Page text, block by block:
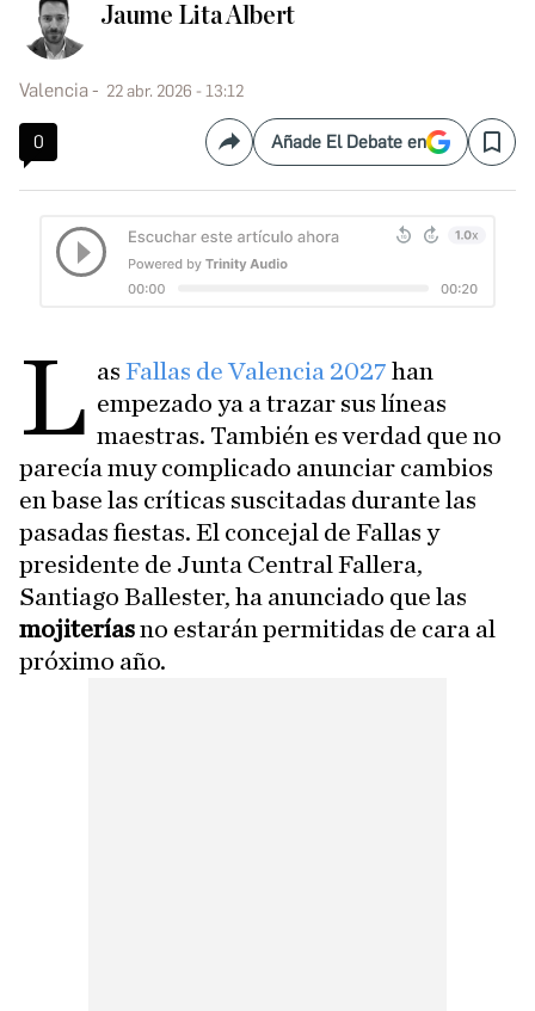
Jaume Lita Albert
Valencia 22 abr. 2026 - 13:12
0 CompartirAñade El Debate en Save
L asFallas de Valencia 2027 han
empezado ya a trazar sus líneas
maestras. También es verdad que no
parecía muy complicado anunciar cambios
en base las críticas suscitadas durante las
pasadas fiestas. El concejal de Fallas y
presidente de Junta Central Fallera,
Santiago Ballester, ha anunciado que las
mojiteríasno estarán permitidas de cara al
próximo año.